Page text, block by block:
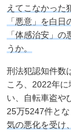
えてこなかった
「悪意」を白
「体感治安」
うか。
刑法犯認知件数
ころ、2022年
い、自転車盗や
25万5247件と
気の悪化を受け